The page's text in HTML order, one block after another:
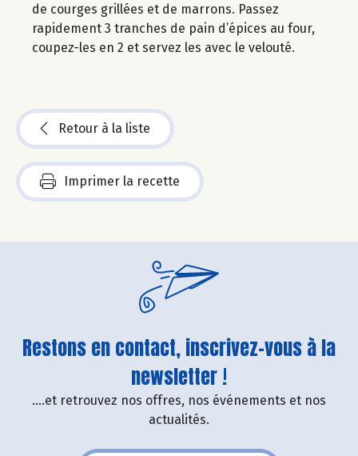
de courges grillées et de marrons. Passez
rapidement 3 tranches de pain d’épices au four,
coupez-les en 2 et servez les avec le velouté.
Retour à la liste
Imprimer la recette
Restons en contact, inscrivez-vous à la
newsletter !
....et retrouvez nos offres, nos événements et nos
actualités.